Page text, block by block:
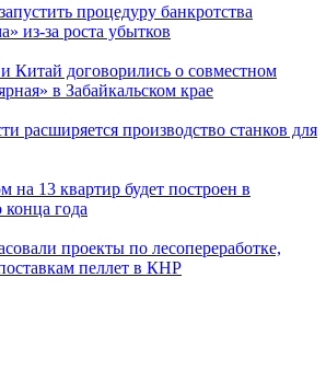
процедуру банкротства
из-за роста убытков
Китай договорились о совместном
в Забайкальском крае
расширяется производство станков для
на 13 квартир будет построен в
конца года
проекты по лесопереработке,
пеллет в КНР